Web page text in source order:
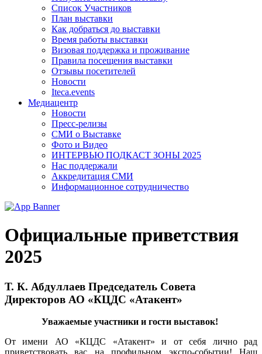
Список Участников
План выставки
Как добраться до выставки
Время работы выставки
Визовая поддержка и проживание
Правила посещения выставки
Отзывы посетителей
Новости
Iteca.events
Медиацентр
Новости
Пресс-релизы
СМИ о Выставке
Фото и Видео
ИНТЕРВЬЮ ПОДКАСТ ЗОНЫ 2025
Нас поддержали
Аккредитация СМИ
Информационное сотрудничество
Официальные приветствия
2025
Т. К. Абдуллаев Председатель Совета
Директоров АО «КЦДС «Атакент»
Уважаемые участники и гости выставок!
От имени АО «КЦДС «Атакент» и от себя лично рад